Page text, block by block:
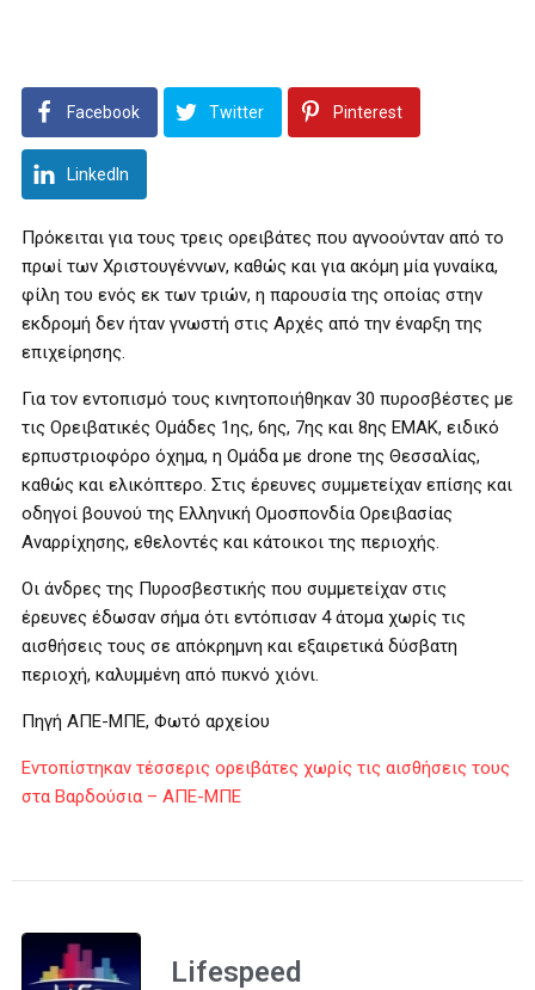
Facebook Twitter Pinterest
LinkedIn
Πρόκειται για τους τρεις ορειβάτες που αγνοούνταν από το
πρωί των Χριστουγέννων, καθώς και για ακόμη μία γυναίκα,
φίλη του ενός εκ των τριών, η παρουσία της οποίας στην
εκδρομή δεν ήταν γνωστή στις Αρχές από την έναρξη της
επιχείρησης.
Για τον εντοπισμό τους κινητοποιήθηκαν 30 πυροσβέστες με
τις Ορειβατικές Ομάδες 1ης, 6ης, 7ης και 8ης ΕΜΑΚ, ειδικό
ερπυστριοφόρο όχημα, η Ομάδα με drone της Θεσσαλίας,
καθώς και ελικόπτερο. Στις έρευνες συμμετείχαν επίσης και
οδηγοί βουνού της Ελληνική Ομοσπονδία Ορειβασίας
Αναρρίχησης, εθελοντές και κάτοικοι της περιοχής.
Οι άνδρες της Πυροσβεστικής που συμμετείχαν στις
έρευνες έδωσαν σήμα ότι εντόπισαν 4 άτομα χωρίς τις
αισθήσεις τους σε απόκρημνη και εξαιρετικά δύσβατη
περιοχή, καλυμμένη από πυκνό χιόνι.
Πηγή ΑΠΕ-ΜΠΕ, Φωτό αρχείου
Εντοπίστηκαν τέσσερις ορειβάτες χωρίς τις αισθήσεις τους
στα Βαρδούσια – ΑΠΕ-ΜΠΕ
Lifespeed